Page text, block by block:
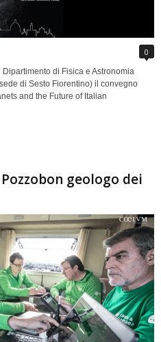
0
di Fisica e Astronomia
di Sesto Fiorentino) il convegno
and the Future of Italian
geologo dei